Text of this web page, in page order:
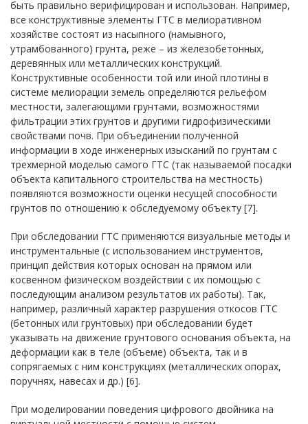
быть правильно верифицирован и использован. Например,
все конструктивные элементы ГТС в мелиоративном
хозяйстве состоят из насыпного (намывного,
утрамбованного) грунта, реже – из железобетонных,
деревянных или металлических конструкций.
Конструктивные особенности той или иной плотины в
системе мелиорации земель определяются рельефом
местности, залегающими грунтами, возможностями
фильтрации этих грунтов и другими гидрофизическими
свойствами почв. При объединении полученной
информации в ходе инженерных изысканий по грунтам с
трехмерной моделью самого ГТС (так называемой посадки
объекта капитального строительства на местность)
появляются возможности оценки несущей способности
грунтов по отношению к обследуемому объекту [7].
При обследовании ГТС применяются визуальные методы и
инструментальные (с использованием инструментов,
принцип действия которых основан на прямом или
косвенном физическом воздействии с их помощью с
последующим анализом результатов их работы). Так,
например, различный характер разрушения откосов ГТС
(бетонных или грунтовых) при обследовании будет
указывать на движение грунтового основания объекта, на
деформации как в теле (объеме) объекта, так и в
сопрягаемых с ним конструкциях (металлических опорах,
поручнях, навесах и др.) [6].
При моделировании поведения цифрового двойника на